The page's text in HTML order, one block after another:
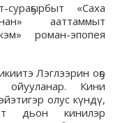
«Саха
ааттаммыт
роман-эпопея
Лэглээрин оҕо
Кини
олус күндү,
дьон кинилэр